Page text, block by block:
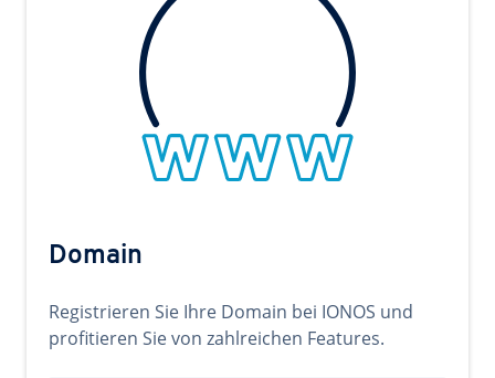
Domain
Registrieren Sie Ihre Domain bei IONOS und
profitieren Sie von zahlreichen Features.